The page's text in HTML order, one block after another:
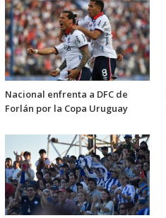
Nacional enfrenta a DFC de
Forlán por la Copa Uruguay